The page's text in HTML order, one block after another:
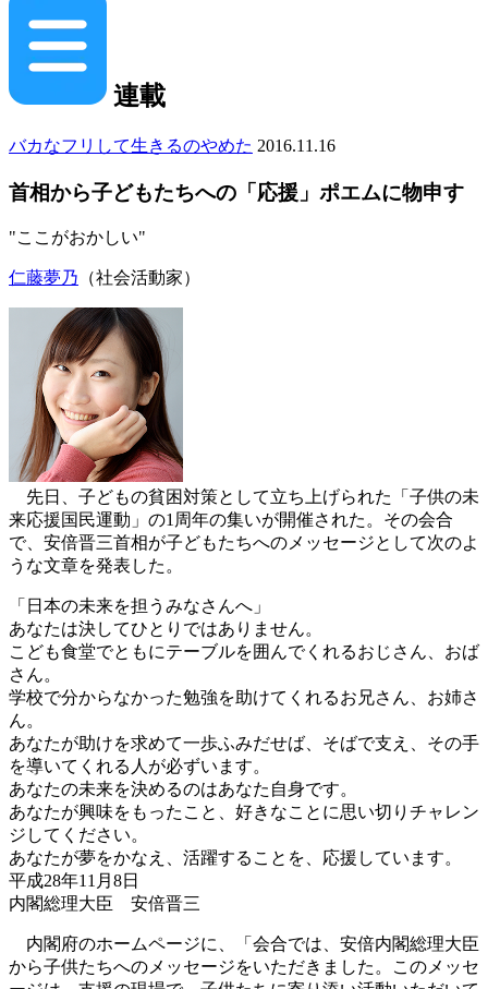
連載
バカなフリして生きるのやめた 2016.11.16
首相から子どもたちへの「応援」ポエムに物申す
"ここがおかしい"
仁藤夢乃 （社会活動家）
先日、子どもの貧困対策として立ち上げられた「子供の未
来応援国民運動」の1周年の集いが開催された。その会合
で、安倍晋三首相が子どもたちへのメッセージとして次のよ
うな文章を発表した。
「日本の未来を担うみなさんへ」
あなたは決してひとりではありません。
こども食堂でともにテーブルを囲んでくれるおじさん、おば
さん。
学校で分からなかった勉強を助けてくれるお兄さん、お姉さ
ん。
あなたが助けを求めて一歩ふみだせば、そばで支え、その手
を導いてくれる人が必ずいます。
あなたの未来を決めるのはあなた自身です。
あなたが興味をもったこと、好きなことに思い切りチャレン
ジしてください。
あなたが夢をかなえ、活躍することを、応援しています。
平成28年11月8日
内閣総理大臣 安倍晋三
内閣府のホームページに、「会合では、安倍内閣総理大臣
から子供たちへのメッセージをいただきました。このメッセ